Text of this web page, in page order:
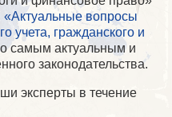
«Актуальные вопросы
учета, гражданского и
самым актуальным и
законодательства.
эксперты в течение